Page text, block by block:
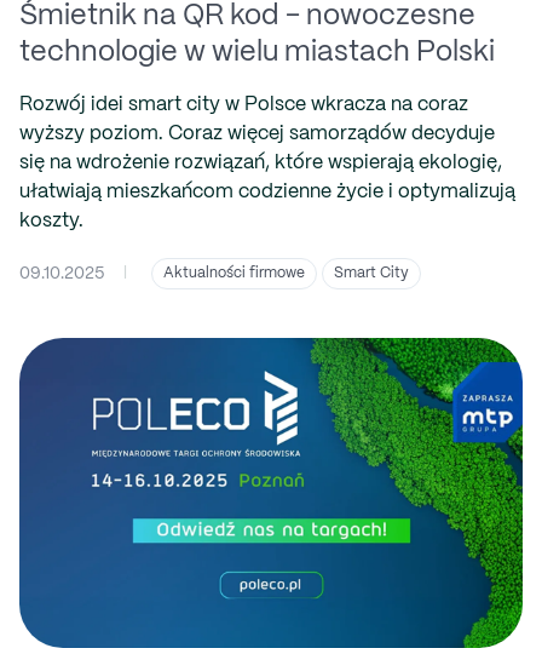
Śmietnik na QR kod - nowoczesne
technologie w wielu miastach Polski
Rozwój idei smart city w Polsce wkracza na coraz
wyższy poziom. Coraz więcej samorządów decyduje
się na wdrożenie rozwiązań, które wspierają ekologię,
ułatwiają mieszkańcom codzienne życie i optymalizują
koszty.
09.10.2025 Aktualności firmowe Smart City